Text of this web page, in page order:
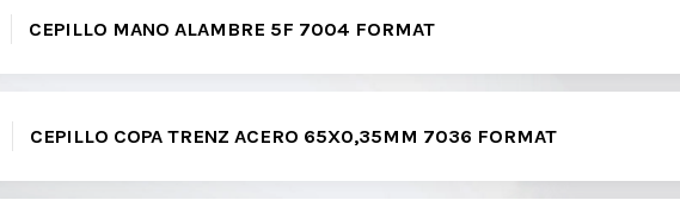
CEPILLO MANO ALAMBRE 5F 7004 FORMAT
CEPILLO COPA TRENZ ACERO 65X0,35MM 7036 FORMAT